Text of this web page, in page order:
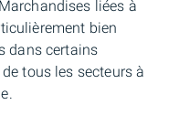
liées à
bien
dans certains
tous les secteurs à